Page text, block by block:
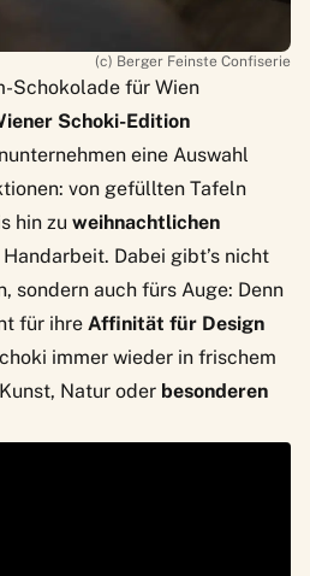
(c) Berger Feinste Confiserie
Schokolade für Wien
Schoki-Edition
eine Auswahl
von gefüllten Tafeln
hin zu weihnachtlichen
Handarbeit. Dabei gibt’s nicht
sondern auch fürs Auge: Denn
für ihre Affinität für Design
immer wieder in frischem
Natur oder besonderen